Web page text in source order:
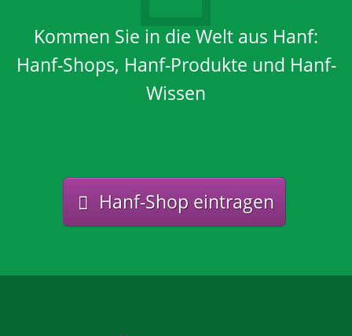
Kommen Sie in die Welt aus Hanf:
Hanf-Shops, Hanf-Produkte und Hanf-
Wissen
Hanf-Shop eintragen